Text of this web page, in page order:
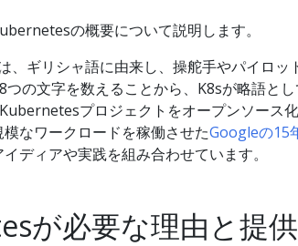
の概要について説明します。
ギリシャ語に由来し、操舵手やパイロッ
の文字を数えることから、K8sが略語とし
プロジェクトをオープンソース
なワークロードを稼働させたGoogleの15
ディアや実践を組み合わせています。
が必要な理由と提